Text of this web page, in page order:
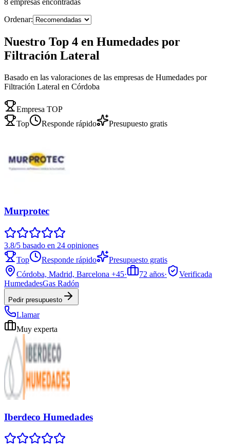
Ordenar:
Nuestro Top 4 en Humedades por
Filtración Lateral
Basado en las valoraciones de las empresas de Humedades por
Filtración Lateral en Córdoba
Empresa TOP
Top
Responde rápido Presupuesto gratis
Murprotec
3.8/5 basado en 24 opiniones
Top
Responde rápido
Presupuesto gratis
Córdoba, Madrid, Barcelona +45· 72 años·
Verificada
HumedadesGas Radón
Pedir presupuesto
Llamar
Muy experta
Iberdeco Humedades